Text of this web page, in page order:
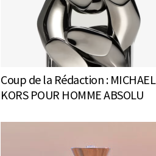
Coup de la Rédaction : MICHAEL
KORS POUR HOMME ABSOLU